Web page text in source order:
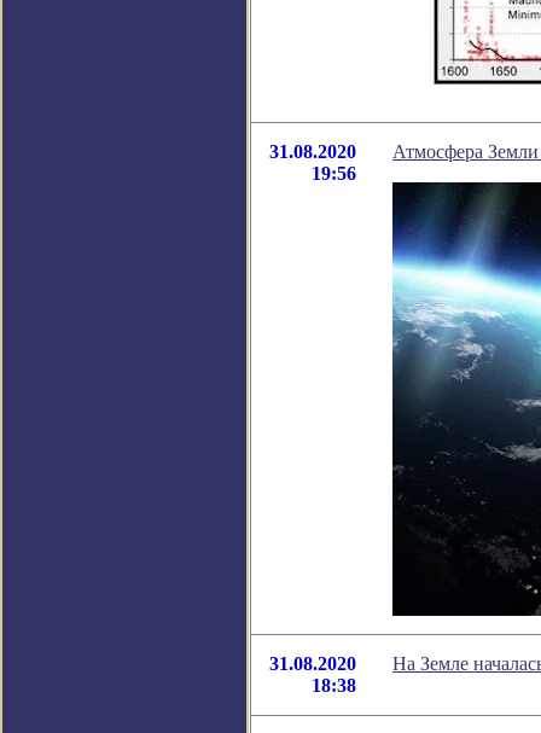
31.08.2020
19:56
Атмосфера Земли
31.08.2020
18:38
На Земле